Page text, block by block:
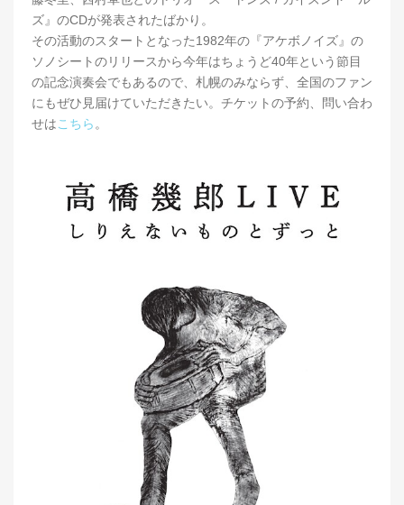
ズ』のCDが発表されたばかり。
その活動のスタートとなった1982年の『アケボノイズ』の
ソノシートのリリースから今年はちょうど40年という節目
の記念演奏会でもあるので、札幌のみならず、全国のファン
にもぜひ見届けていただきたい。チケットの予約、問い合わ
せはこちら 。